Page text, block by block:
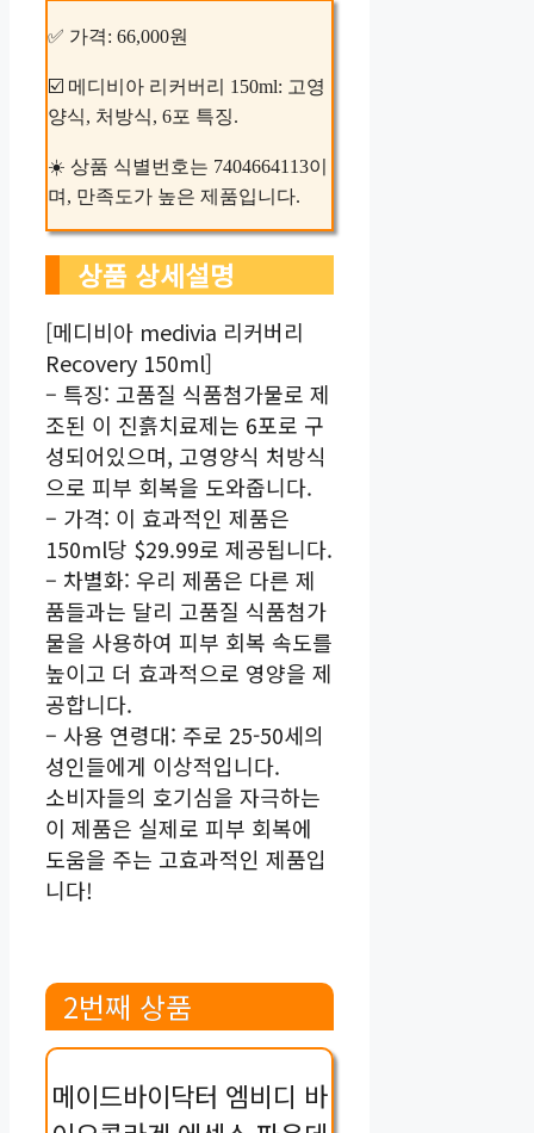
✅ 가격: 66,000원
☑️ 메디비아 리커버리 150ml: 고영
양식, 처방식, 6포 특징.
☀️ 상품 식별번호는 7404664113이
며, 만족도가 높은 제품입니다.
상품 상세설명
[메디비아 medivia 리커버리
Recovery 150ml]
– 특징: 고품질 식품첨가물로 제
조된 이 진흙치료제는 6포로 구
성되어있으며, 고영양식 처방식
으로 피부 회복을 도와줍니다.
– 가격: 이 효과적인 제품은
150ml당 $29.99로 제공됩니다.
– 차별화: 우리 제품은 다른 제
품들과는 달리 고품질 식품첨가
물을 사용하여 피부 회복 속도를
높이고 더 효과적으로 영양을 제
공합니다.
– 사용 연령대: 주로 25-50세의
성인들에게 이상적입니다.
소비자들의 호기심을 자극하는
이 제품은 실제로 피부 회복에
도움을 주는 고효과적인 제품입
니다!
2번째 상품
메이드바이닥터 엠비디 바